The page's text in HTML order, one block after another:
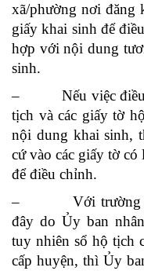
xã/phường nơi đăng
giấy khai sinh để
hợp với nội dung
sinh.
– Nếu việc điều
tịch và các giấy tờ
nội dung khai sinh,
cứ vào các giấy tờ
để điều chỉnh.
– Với trường
đây do Ủy ban
tuy nhiên sổ hộ tịch
cấp huyện, thì Ủy